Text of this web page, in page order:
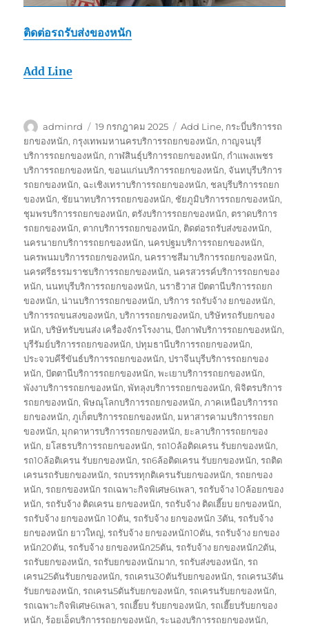
ติดต่อรถรับส่งของหนัก
Add Line
ผู้
เขียน
adminrd
เขียน
เมื่อ
19 กรกฎาคม 2025
ป้าย
กำกับ
Add Line, กระบี่บริการรถ
ยกของหนัก, กรุงเทพมหานครบริการรถยกของหนัก, กาญจนบุรี
บริการรถยกของหนัก, กาฬสินธุ์บริการรถยกของหนัก, กำแพงเพชร
บริการรถยกของหนัก,ขอนแก่นบริการรถยกของหนัก, จันทบุรีบริการ
รถยกของหนัก, ฉะเชิงเทราบริการรถยกของหนัก, ชลบุรีบริการรถยก
ของหนัก, ชัยนาทบริการรถยกของหนัก, ชัยภูมิบริการรถยกของหนัก,
ชุมพรบริการรถยกของหนัก, ตรังบริการรถยกของหนัก, ตราดบริการ
รถยกของหนัก, ตากบริการรถยกของหนัก, ติดต่อรถรับส่งของหนัก,
นครนายกบริการรถยกของหนัก,นครปฐมบริการรถยกของหนัก,
นครพนมบริการรถยกของหนัก,นครราชสีมาบริการรถยกของหนัก,
นครศรีธรรมราชบริการรถยกของหนัก,นครสวรรค์บริการรถยกของ
หนัก,นนทบุรีบริการรถยกของหนัก,นราธิวาส ปัตตานีบริการรถยก
ของหนัก,น่านบริการรถยกของหนัก,บริการ รถรับจ้าง ยกของหนัก,
บริการรถขนสงของหนัก,บริการรถยกของหนัก,บริษัทรถรับยกของ
หนัก,บริษัทรับขนส่ง เครื่องจักรโรงงาน,บึงกาฬบริการรถยกของหนัก,
บุรีรัมย์บริการรถยกของหนัก,ปทุมธานีบริการรถยกของหนัก,
ประจวบคีรีขันธ์บริการรถยกของหนัก,ปราจีนบุรีบริการรถยกของ
หนัก,ปัตตานีบริการรถยกของหนัก,พะเยาบริการรถยกของหนัก,
พังงาบริการรถยกของหนัก,พัทลุงบริการรถยกของหนัก,พิจิตรบริการ
รถยกของหนัก,พิษณุโลกบริการรถยกของหนัก,ภาคเหนือบริการรถ
ยกของหนัก,ภูเก็ตบริการรถยกของหนัก,มหาสารคามบริการรถยก
ของหนัก,มุกดาหารบริการรถยกของหนัก, ยะลาบริการรถยกของ
หนัก, ยโสธรบริการรถยกของหนัก,รถ10ล้อติดเครน รับยกของหนัก,
รถ10ล้อติเครน รับยกของหนัก,รถ6ล้อติดเครน รับยกของหนัก,รถติด
เครนรถรับยกของหนัก,รถบรรทุกติเครนรับยกของหนัก,รถยกของ
หนัก,รถยกของหนัก รถเฉพาะกิจพิเศษ6เพลา,รถรับจ้าง 10ล้อยกของ
หนัก,รถรับจ้าง ติดเครน ยกของหนัก,รถรับจ้าง ติดเฮี๊ยบ ยกของหนัก,
รถรับจ้าง ยกของหนัก 10ตัน,รถรับจ้าง ยกของหนัก 3ตัน,รถรับจ้าง
ยกของหนัก ยาวใหญ่,รถรับจ้าง ยกของหนัก10ตัน,รถรับจ้าง ยกของ
หนัก20ตัน,รถรับจ้าง ยกของหนัก25ตัน,รถรับจ้าง ยกของหนัก2ตัน,
รถรับยกของหนัก,รถรับยกของหนักมาก,รถรับส่งของหนัก,รถ
เครน25ตันรับยกของหนัก,รถเครน30ตันรับยกของหนัก,รถเครน3ตัน
รับยกของหนัก,รถเครน5ตันรับยกของหนัก,รถเครนรับยกของหนัก,
รถเฉพาะกิจพิเศษ6เพลา,รถเฮี๊ยบ รับยกของหนัก,รถเฮี๊ยบรับยกของ
หนัก,ร้อยเอ็ดบริการรถยกของหนัก,ระนองบริการรถยกของหนัก,